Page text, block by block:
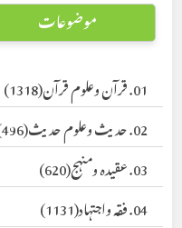
موضوعات
01. قرآن وعلوم قرآن
(1318)
02. حدیث وعلوم حدیث
(496)
03. عقیدہ ومنہج
(620)
04. فقہ واجتہاد
(1131)